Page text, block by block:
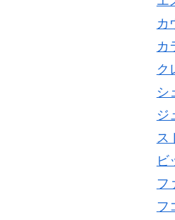
カ
カ
ク
シ
ジ
ス
ビ
フ
フ